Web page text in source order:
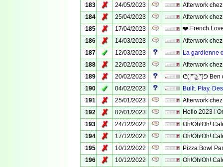
183
✗ 24/05/2023
Afterwork
184
✗ 25/04/2023
Afterwork
185
✗ 17/04/2023
❤️ French
186
✗ 14/03/2023
Afterwork
187
✓ 12/03/2023
La gardienne
188
✗ 22/02/2023
Afterwork
189
✗ 20/02/2023
ᕦ( ͡° ͜ʖ ͡°)ᕤ Ben
190
✓ 04/02/2023
Built. Play.
191
✗ 25/01/2023
Afterwork
192
✗ 02/01/2023
Hello 2023 !
193
✗ 24/12/2022
Oh!Oh!Oh!
194
✗ 17/12/2022
Oh!Oh!Oh!
195
✗ 10/12/2022
Pizza Bowl
196
✗ 10/12/2022
Oh!Oh!Oh!